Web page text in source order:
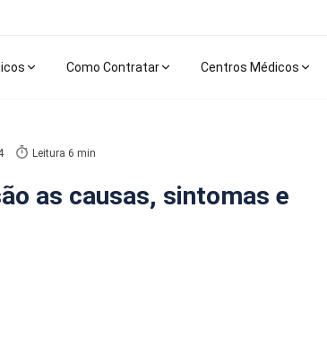
Como Contratar Centros Médicos
Leitura 6 min
as causas, sintomas e